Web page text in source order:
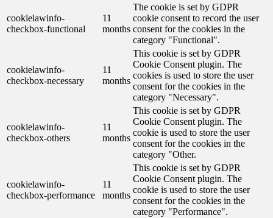
cookielawinfo-
checkbox-functional
11
months
The cookie is set by GDPR
cookie consent to record the user
consent for the cookies in the
category "Functional".
cookielawinfo-
checkbox-necessary
11
months
This cookie is set by GDPR
Cookie Consent plugin. The
cookies is used to store the user
consent for the cookies in the
category "Necessary".
cookielawinfo-
checkbox-others
11
months
This cookie is set by GDPR
Cookie Consent plugin. The
cookie is used to store the user
consent for the cookies in the
category "Other.
cookielawinfo-
checkbox-performance
11
months
This cookie is set by GDPR
Cookie Consent plugin. The
cookie is used to store the user
consent for the cookies in the
category "Performance".